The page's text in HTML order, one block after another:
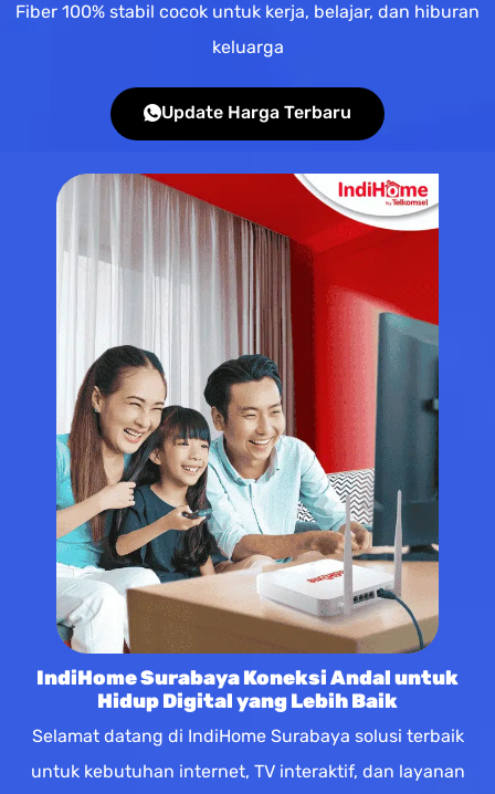
Fiber 100% stabil cocok untuk kerja, belajar, dan hiburan
keluarga
Update Harga Terbaru
IndiHome Surabaya Koneksi Andal untuk
Hidup Digital yang Lebih Baik
Selamat datang di IndiHome Surabaya solusi terbaik
untuk kebutuhan internet, TV interaktif, dan layanan